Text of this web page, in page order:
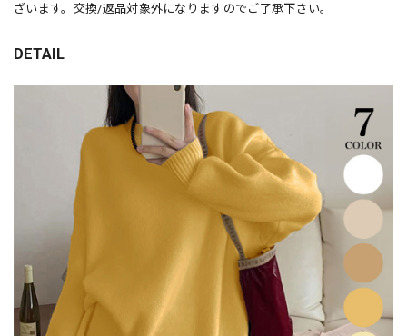
ざいます。交換/返品対象外になりますのでご了承下さい。
DETAIL